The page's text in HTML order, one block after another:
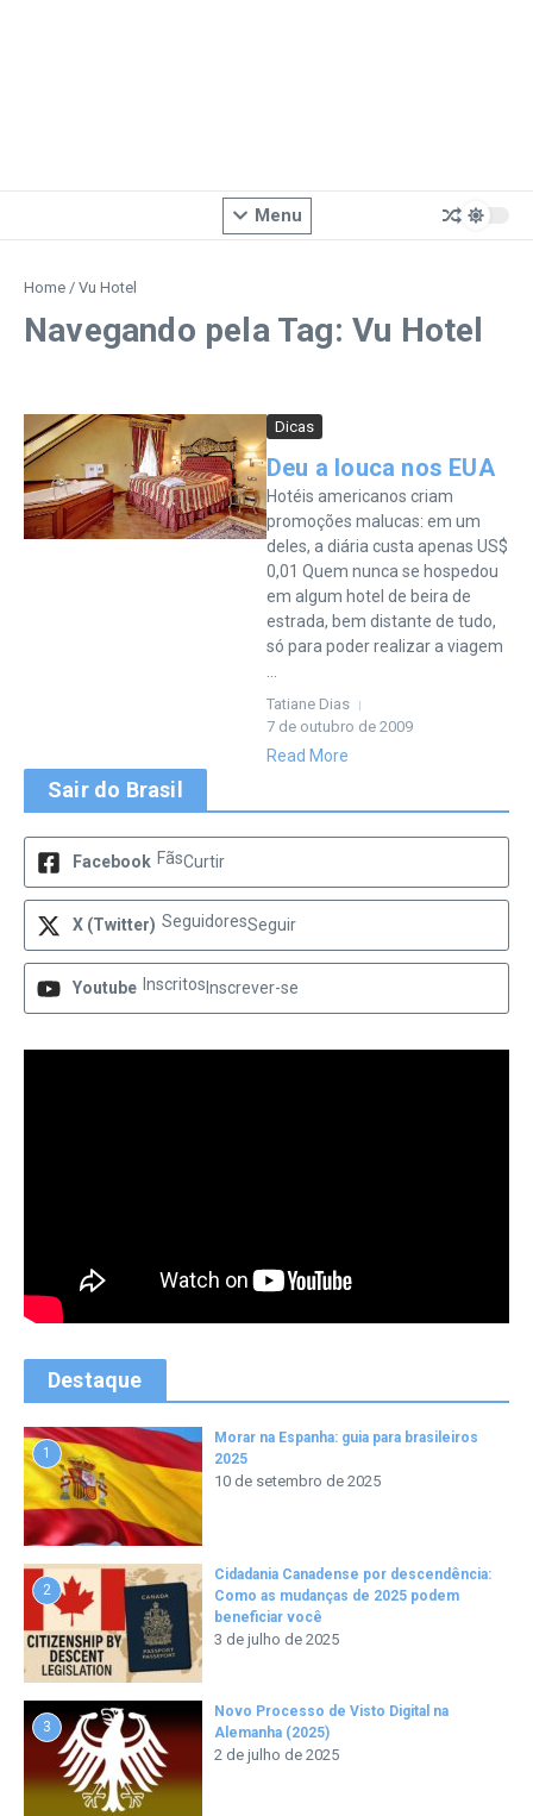
Menu
Home / Vu Hotel
Navegando pela Tag: Vu Hotel
Dicas
Deu a louca nos EUA
Hotéis americanos criam
promoções malucas: em um
deles, a diária custa apenas US$
0,01 Quem nunca se hospedou
em algum hotel de beira de
estrada, bem distante de tudo,
só para poder realizar a viagem
Tatiane Dias
7 de outubro de 2009
Read More
Sair do Brasil
Facebook FãsCurtir
X (Twitter) SeguidoresSeguir
Youtube Inscritos Inscrever-se
Destaque
1
Morar na Espanha: guia para brasileiros
2025
10 de setembro de 2025
2
Cidadania Canadense por descendência:
Como as mudanças de 2025 podem
beneficiar você
3 de julho de 2025
3
Novo Processo de Visto Digital na
Alemanha (2025)
2 de julho de 2025